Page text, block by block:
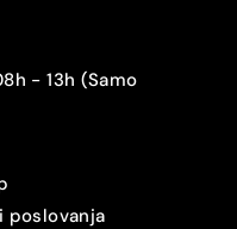
- 13h (Samo
poslovanja